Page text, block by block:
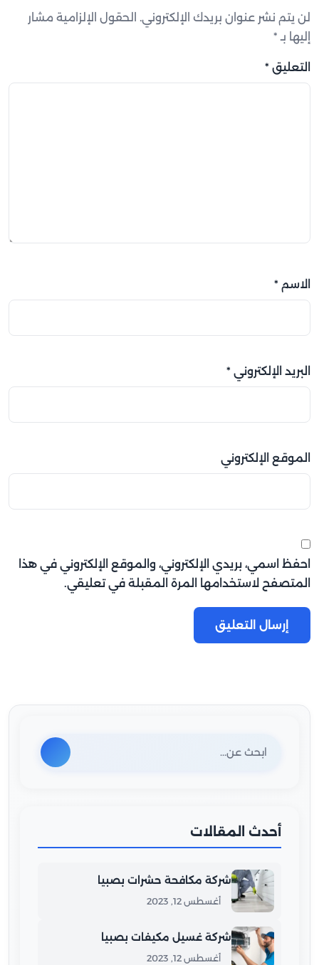
لن يتم نشر عنوان بريدك الإلكتروني.
الحقول الإلزامية مشار
إليها بـ *
التعليق *
الاسم *
البريد الإلكتروني *
الموقع الإلكتروني
احفظ اسمي، بريدي الإلكتروني، والموقع الإلكتروني في هذا
المتصفح لاستخدامها المرة المقبلة في تعليقي.
أحدث المقالات
شركة مكافحة حشرات بصبيا
أغسطس 12, 2023
شركة غسيل مكيفات بصبيا
أغسطس 12, 2023